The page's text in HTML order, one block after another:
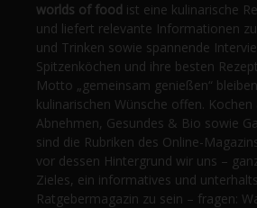
worlds of food ist eine kulinarische
und liefert relevante Informationen
und Trinken sowie spannende
Spitzenköchen und ihre besten
Motto „gemeinsam genießen“
kulinarischen Wünsche offen.
Abnehmen, Gesundes & Bio sowie
sind die Rubriken des Online-
vor dessen Hintergrund wir uns –
Zieles, ein informatives und
Ratgebermagazin zu sein – fragen: